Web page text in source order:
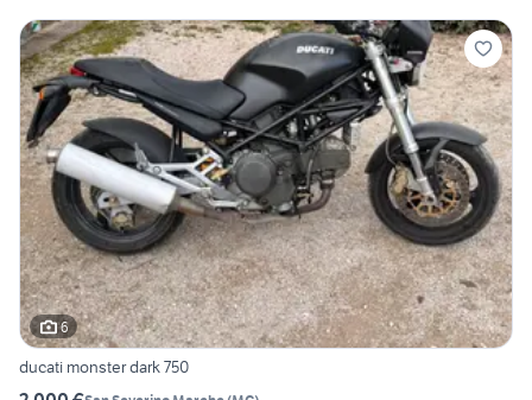
6
ducati monster dark 750